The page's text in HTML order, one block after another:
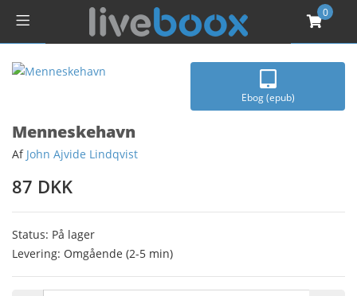
0
Ebog (epub)
Menneskehavn
Af John Ajvide Lindqvist
87 DKK
Status: På lager
Levering: Omgående (2-5 min)